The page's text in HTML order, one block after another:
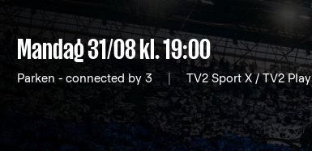
Mandag 31/08kl. 19:00
Parken - connected by 3 | TV2 Sport X / TV2 Play